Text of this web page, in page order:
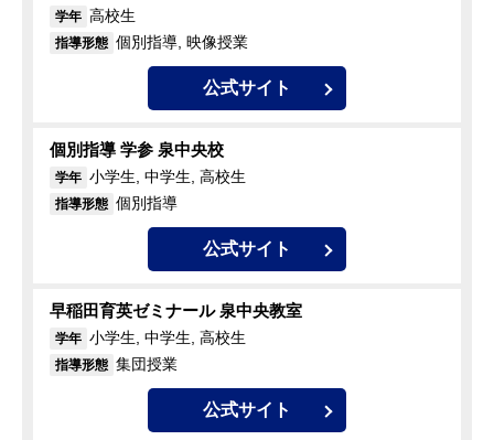
学年 高校生
指導形態 個別指導, 映像授業
公式サイト
個別指導 学参 泉中央校
学年 小学生, 中学生, 高校生
指導形態 個別指導
公式サイト
早稲田育英ゼミナール 泉中央教室
学年 小学生, 中学生, 高校生
指導形態 集団授業
公式サイト